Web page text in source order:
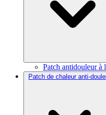
Patch antidouleur à
Patch de chaleur anti-